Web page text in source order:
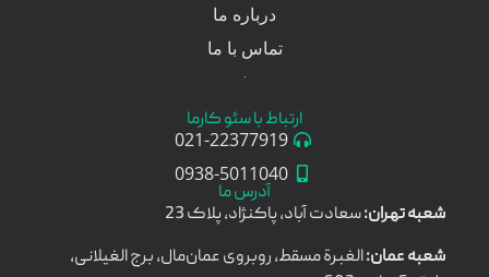
درباره ما
تماس با ما
ارتباط با سئو کارما
021-22377919
0938-5011040
آدرس ما
شعبه تهران:سعادت آباد، پاکنژاد، پلاک 23
شعبه عمان:الغبرة مسقط، روبروی عمان‌مال، برج الغیلانی،